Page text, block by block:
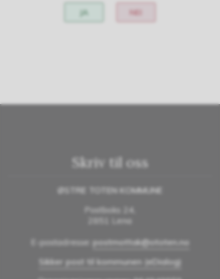
JA NEI
Skriv til oss
ØSTRE TOTEN KOMMUNE
Postboks 24,
2851 Lena
E-postadresse: postmottak@ototen.no
Sikker post til kommunen (eDialog)